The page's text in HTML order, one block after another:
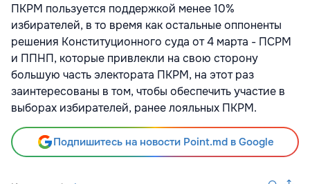
ПКРМ пользуется поддержкой менее 10%
избирателей, в то время как остальные оппоненты
решения Конституционного суда от 4 марта - ПСРМ
и ППНП, которые привлекли на свою сторону
большую часть электората ПКРМ, на этот раз
заинтересованы в том, чтобы обеспечить участие в
выборах избирателей, ранее лояльных ПКРМ.
Подпишитесь на новости Point.md в Google